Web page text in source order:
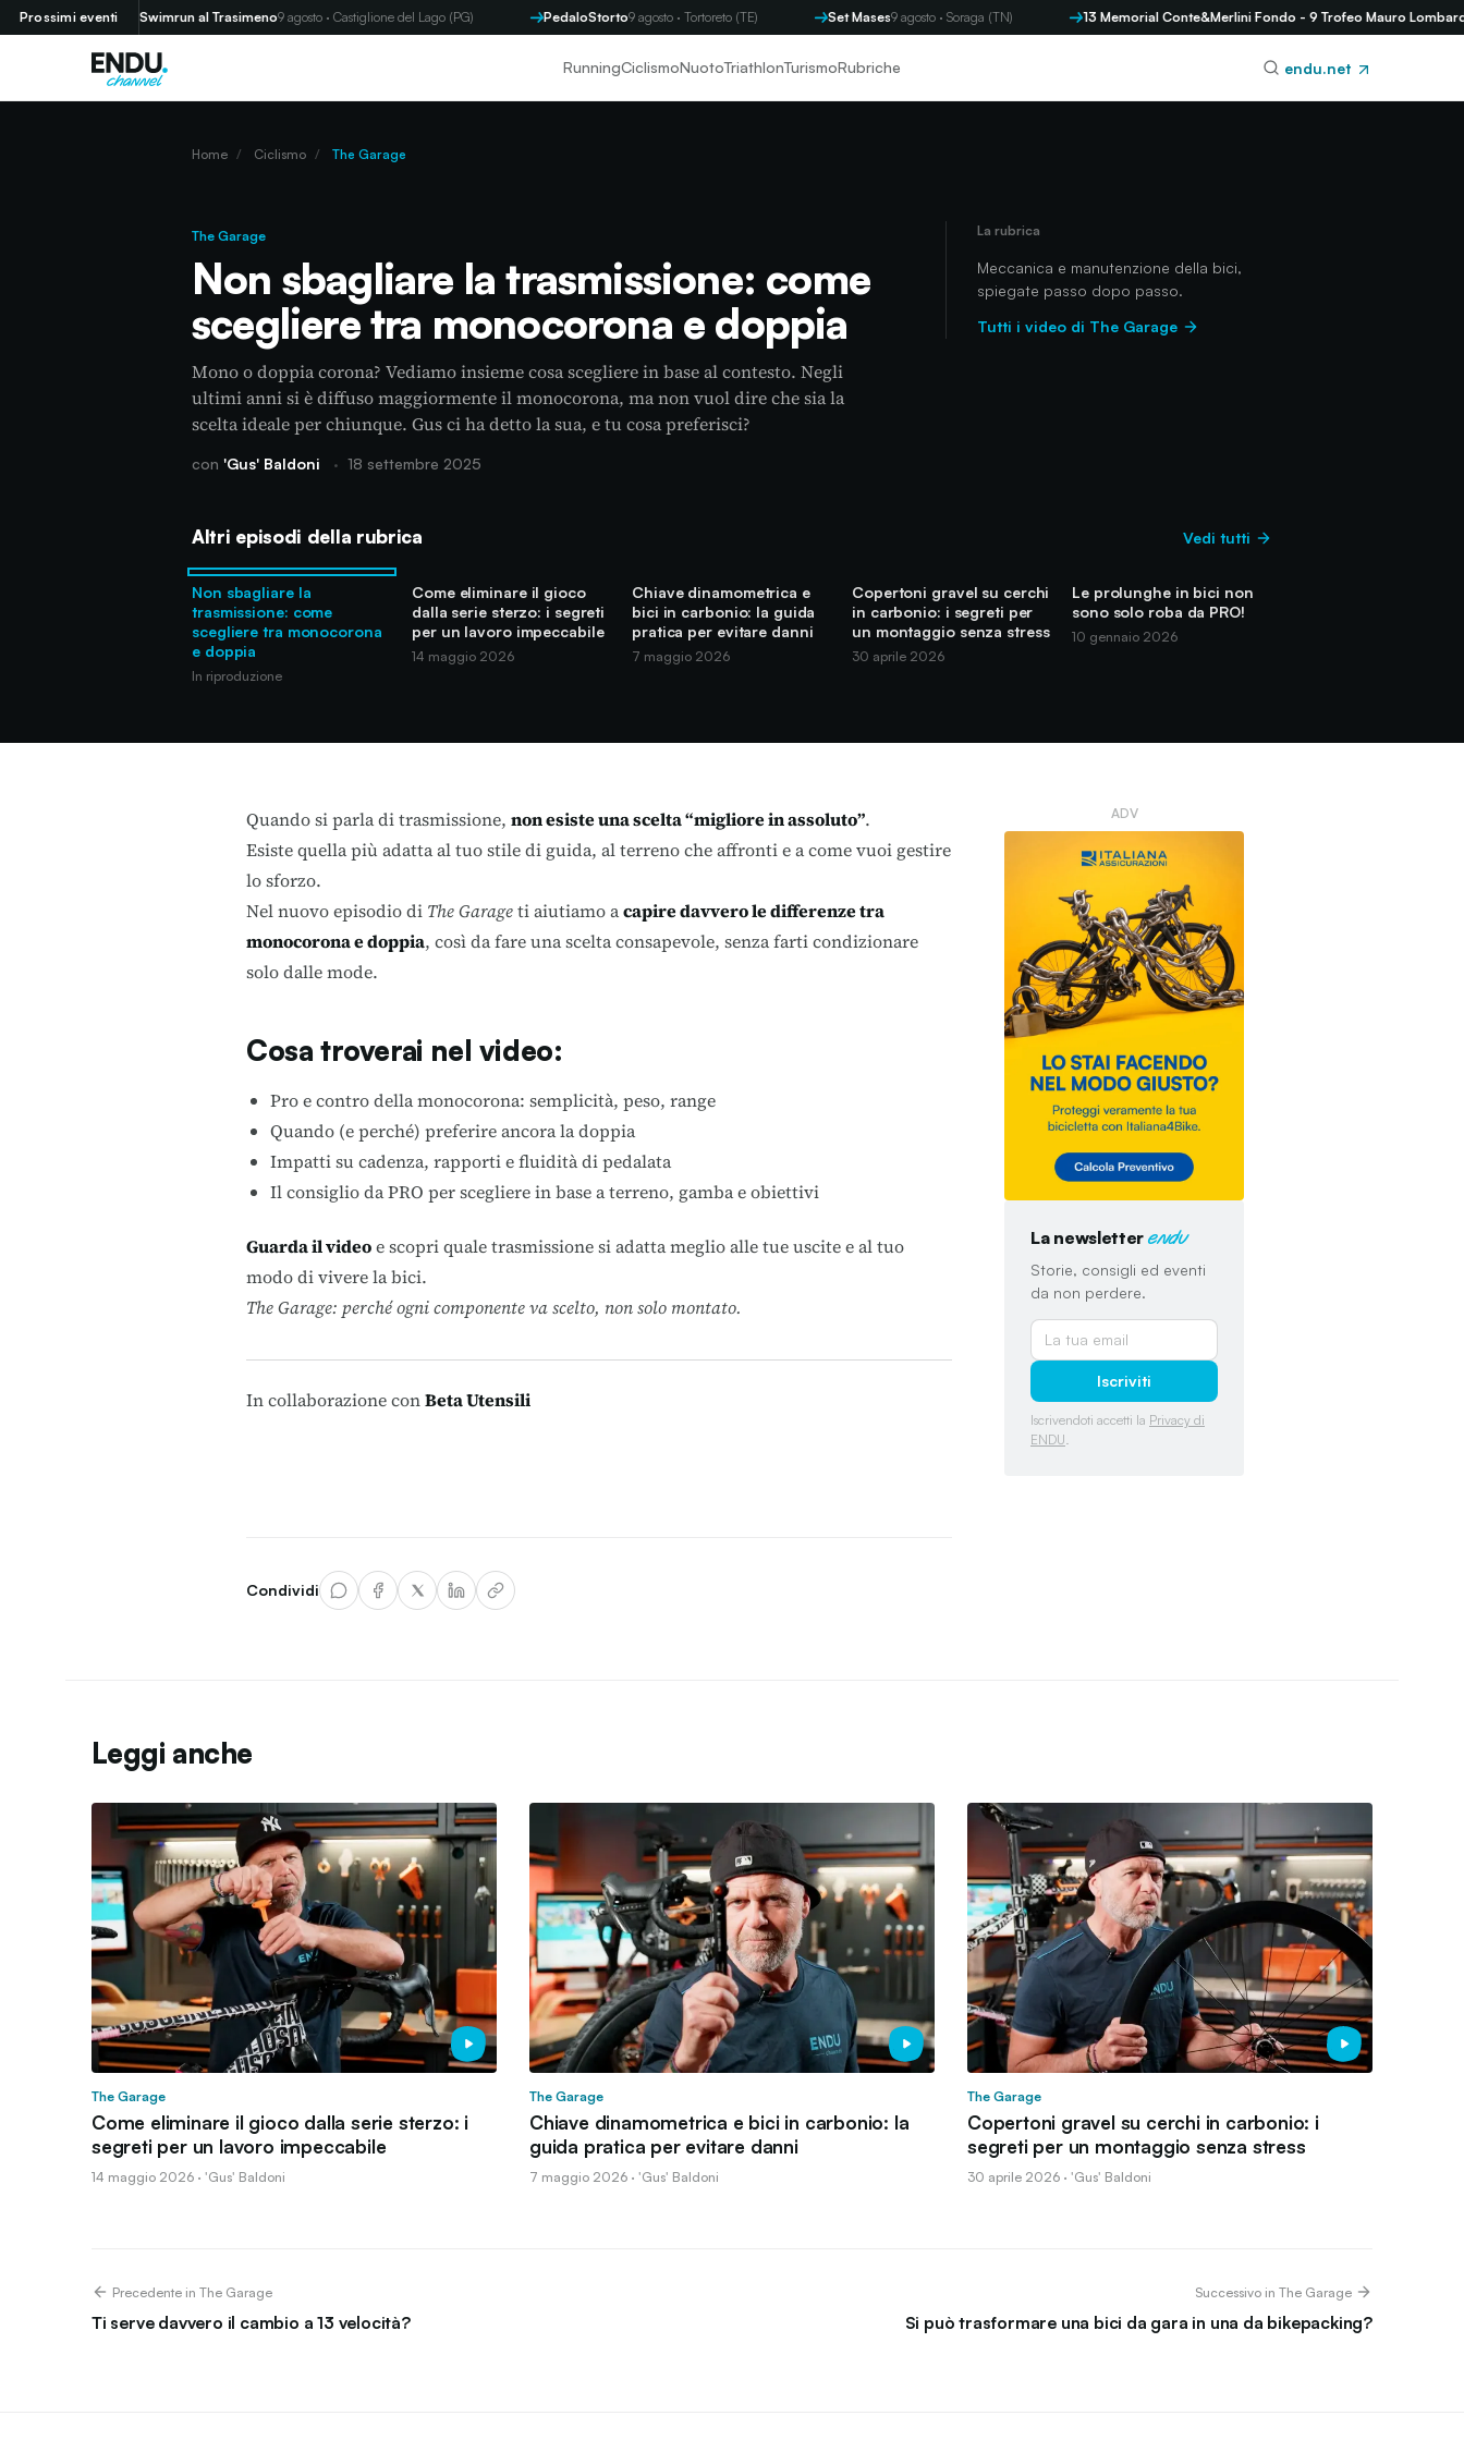
Prossimi eventi
(SP) Swimrun al Trasimeno9 agosto · Castiglione del Lago (PG) PedaloStorto9 agosto · Tortoreto (TE) Set Mases9 agosto · Soraga (TN) 13 Memorial Conte&Merlini Fondo - 9 Trofeo Mauro Lombardi
RunningCiclismoNuotoTriathlonTurismoRubriche endu.net
Home / Ciclismo / The Garage
The Garage
Non sbagliare la trasmissione: come
scegliere tra monocorona e doppia
Mono o doppia corona? Vediamo insieme cosa scegliere in base al contesto. Negli
ultimi anni si è diffuso maggiormente il monocorona, ma non vuol dire che sia la
scelta ideale per chiunque. Gus ci ha detto la sua, e tu cosa preferisci?
con 'Gus' Baldoni · 18 settembre 2025
La rubrica
Meccanica e manutenzione della bici,
spiegate passo dopo passo.
Tutti i video di The Garage
Altri episodi della rubrica Vedi tutti
Non sbagliare la
trasmissione: come
scegliere tra monocorona
e doppia
In riproduzione
Come eliminare il gioco
dalla serie sterzo: i segreti
per un lavoro impeccabile
14 maggio 2026
Chiave dinamometrica e
bici in carbonio: la guida
pratica per evitare danni
7 maggio 2026
Copertoni gravel su cerchi
in carbonio: i segreti per
un montaggio senza stress
30 aprile 2026
Le prolunghe in bici non
sono solo roba da PRO!
10 gennaio 2026
Quando si parla di trasmissione, non esiste una scelta “migliore in assoluto”.
Esiste quella più adatta al tuo stile di guida, al terreno che affronti e a come vuoi gestire
lo sforzo.
Nel nuovo episodio di The Garageti aiutiamo acapire davvero le differenze tra
monocorona e doppia, così da fare una scelta consapevole, senza farti condizionare
solo dalle mode.
Cosa troverai nel video:
Pro e contro della monocorona: semplicità, peso, range
Quando (e perché) preferire ancora la doppia
Impatti su cadenza, rapporti e fluidità di pedalata
Il consiglio da PRO per scegliere in base a terreno, gamba e obiettivi
Guarda il videoe scopri quale trasmissione si adatta meglio alle tue uscite e al tuo
modo di vivere la bici.
The Garage: perché ogni componente va scelto, non solo montato.
In collaborazione conBeta Utensili
ADV
La newsletter endu
Storie, consigli ed eventi
da non perdere.
Iscriviti
Iscrivendoti accetti la Privacy di
ENDU
Condividi
Leggi anche
The Garage
Come eliminare il gioco dalla serie sterzo: i
segreti per un lavoro impeccabile
14 maggio 2026 · 'Gus' Baldoni
The Garage
Chiave dinamometrica e bici in carbonio: la
guida pratica per evitare danni
7 maggio 2026 · 'Gus' Baldoni
The Garage
Copertoni gravel su cerchi in carbonio: i
segreti per un montaggio senza stress
30 aprile 2026 · 'Gus' Baldoni
Precedente in The Garage
Ti serve davvero il cambio a 13 velocità?
Successivo in The Garage
Si può trasformare una bici da gara in una da bikepacking?